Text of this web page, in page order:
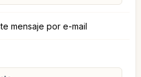
mensaje por e-mail